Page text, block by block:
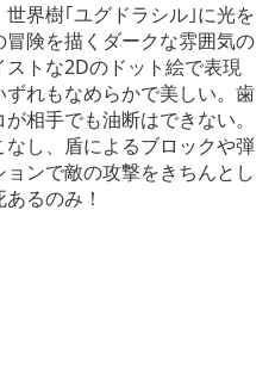
界樹｢ユグドラシル｣に光を
険を描くダークな雰囲気の
トな2Dのドット絵で表現
れもなめらかで美しい。歯
相手でも油断はできない。
し、盾によるブロックや弾
ンで敵の攻撃をきちんとし
るのみ！